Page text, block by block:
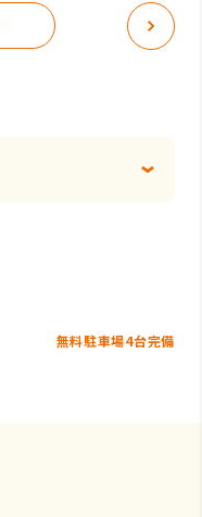
無料駐車場4台完備